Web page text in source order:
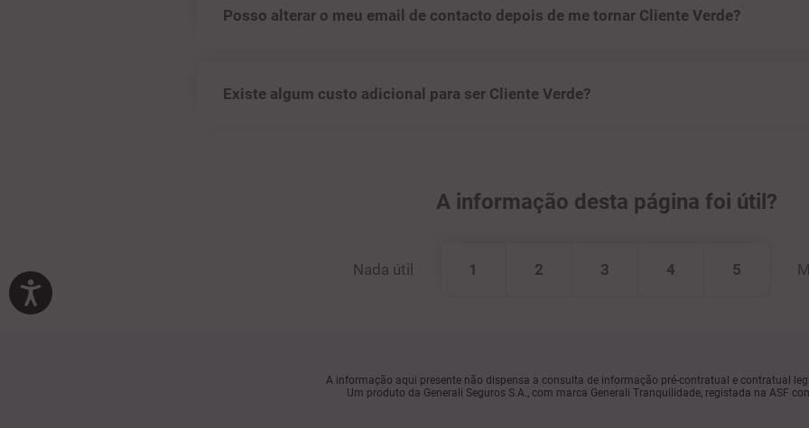
Posso alterar o meu email de contacto depois de me tornar Cliente Verde?
Existe algum custo adicional para ser Cliente Verde?
A informação desta página foi útil?
Nada útil 1 2 3 4 5
A informação aqui presente não dispensa a consulta de informação pré-contratual e contratual
Um produto da Generali Seguros S.A., com marca Generali Tranquilidade, registada na ASF